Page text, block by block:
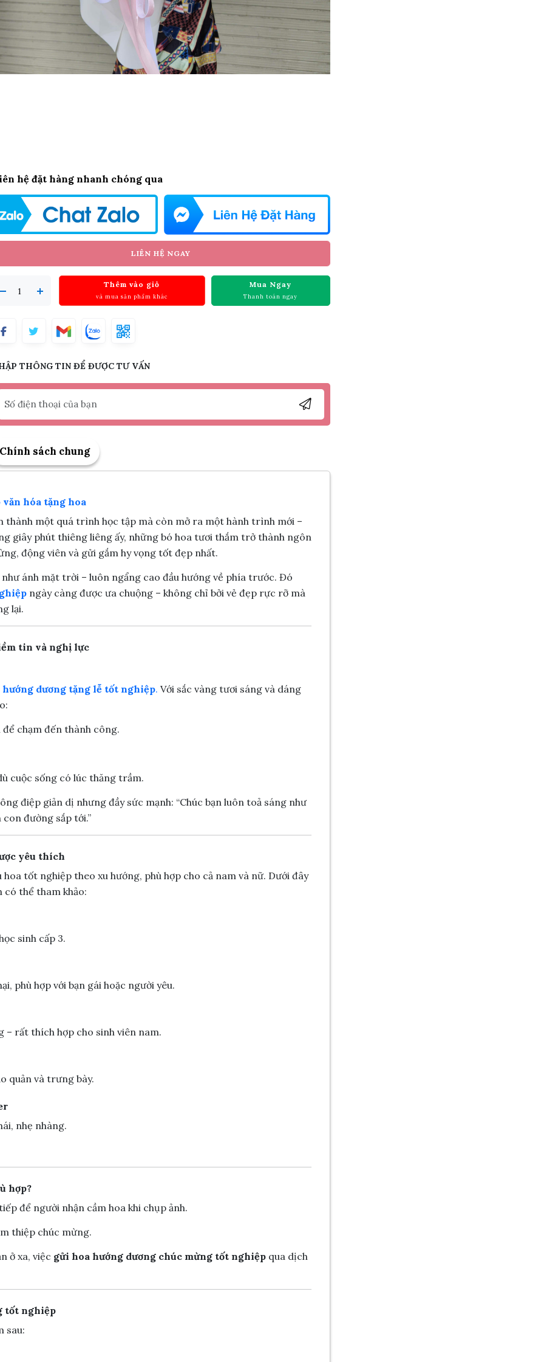
hệ đặt hàng nhanh chóng qua
LIÊN HỆ NGAY
Thêm vào giỏ
và mua sản phẩm khác
Mua Ngay
Thanh toán ngay
THÔNG TIN ĐỂ ĐƯỢC TƯ VẤN
sách chung
hóa tặng hoa
thành một quá trình học tập mà còn mở ra một hành trình mới –
giây phút thiêng liêng ấy, những bó hoa tươi thắm trở thành ngôn
động viên và gửi gắm hy vọng tốt đẹp nhất.
ánh mặt trời – luôn ngẩng cao đầu hướng về phía trước. Đó
ngày càng được ưa chuộng – không chỉ bởi vẻ đẹp rực rỡ mà
lại.
tin và nghị lực
hướng dương tặng lễ tốt nghiệp. Với sắc vàng tươi sáng và dáng
chạm đến thành công.
cuộc sống có lúc thăng trầm.
điệp giản dị nhưng đầy sức mạnh: “Chúc bạn luôn toả sáng như
đường sắp tới.”
yêu thích
tốt nghiệp theo xu hướng, phù hợp cho cả nam và nữ. Dưới đây
có thể tham khảo:
sinh cấp 3.
phù hợp với bạn gái hoặc người yêu.
– rất thích hợp cho sinh viên nam.
quản và trưng bày.
nhẹ nhàng.
hợp?
để người nhận cầm hoa khi chụp ảnh.
thiệp chúc mừng.
ở xa, việc gửi hoa hướng dương chúc mừng tốt nghiệpqua dịch
tốt nghiệp
sau: